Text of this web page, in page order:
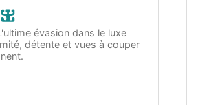
évasion dans le luxe
détente et vues à couper